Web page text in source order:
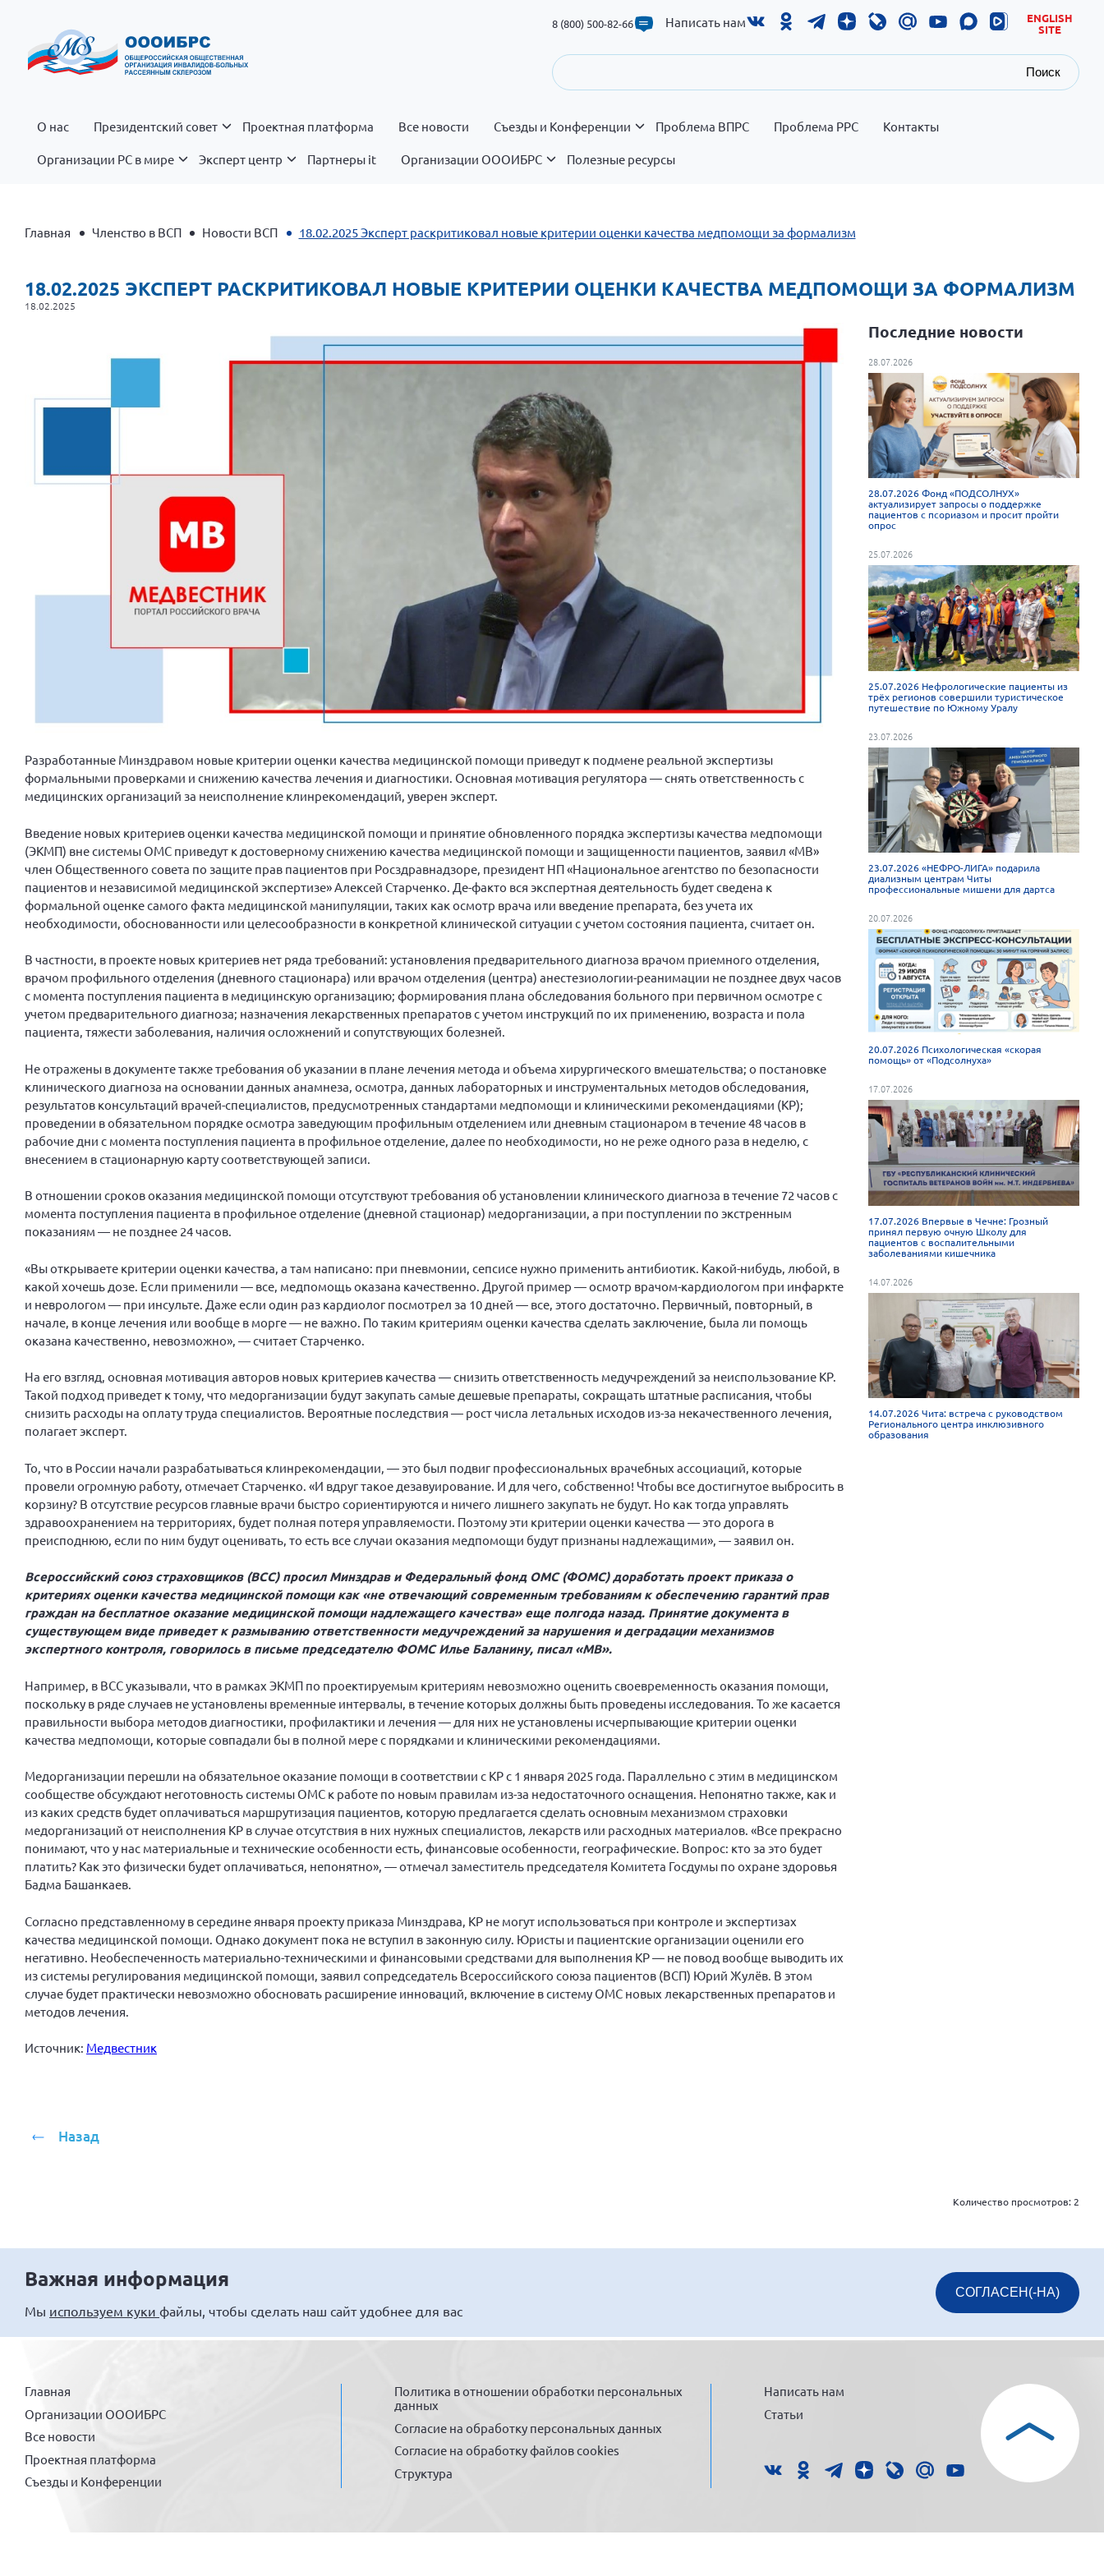
8 (800) 500-82-66 Написать нам
ENGLISH
SITE
Поиск
О нас Президентский совет Проектная платформа Все новости Съезды и Конференции Проблема ВПРС Проблема РРС Контакты
Организации РС в мире Эксперт центр Партнеры it Организации ОООИБРС Полезные ресурсы
Главная Членство в ВСП Новости ВСП 18.02.2025 Эксперт раскритиковал новые критерии оценки качества медпомощи за формализм
18.02.2025 ЭКСПЕРТ РАСКРИТИКОВАЛ НОВЫЕ КРИТЕРИИ ОЦЕНКИ КАЧЕСТВА МЕДПОМОЩИ ЗА ФОРМАЛИЗМ
18.02.2025
Разработанные Минздравом новые критерии оценки качества медицинской помощи приведут к подмене реальной экспертизы
формальными проверками и снижению качества лечения и диагностики. Основная мотивация регулятора — снять ответственность с
медицинских организаций за неисполнение клинрекомендаций, уверен эксперт.
Введение новых критериев оценки качества медицинской помощи и принятие обновленного порядка экспертизы качества медпомощи
(ЭКМП) вне системы ОМС приведут к достоверному снижению качества медицинской помощи и защищенности пациентов, заявил «МВ»
член Общественного совета по защите прав пациентов при Росздравнадзоре, президент НП «Национальное агентство по безопасности
пациентов и независимой медицинской экспертизе» Алексей Старченко. Де-факто вся экспертная деятельность будет сведена к
формальной оценке самого факта медицинской манипуляции, таких как осмотр врача или введение препарата, без учета их
необходимости, обоснованности или целесообразности в конкретной клинической ситуации с учетом состояния пациента, считает он.
В частности, в проекте новых критериев нет ряда требований: установления предварительного диагноза врачом приемного отделения,
врачом профильного отделения (дневного стационара) или врачом отделения (центра) анестезиологии-реанимации не позднее двух часов
с момента поступления пациента в медицинскую организацию; формирования плана обследования больного при первичном осмотре с
учетом предварительного диагноза; назначения лекарственных препаратов с учетом инструкций по их применению, возраста и пола
пациента, тяжести заболевания, наличия осложнений и сопутствующих болезней.
Не отражены в документе также требования об указании в плане лечения метода и объема хирургического вмешательства; о постановке
клинического диагноза на основании данных анамнеза, осмотра, данных лабораторных и инструментальных методов обследования,
результатов консультаций врачей-специалистов, предусмотренных стандартами медпомощи и клиническими рекомендациями (КР);
проведении в обязательном порядке осмотра заведующим профильным отделением или дневным стационаром в течение 48 часов в
рабочие дни с момента поступления пациента в профильное отделение, далее по необходимости, но не реже одного раза в неделю, с
внесением в стационарную карту соответствующей записи.
В отношении сроков оказания медицинской помощи отсутствуют требования об установлении клинического диагноза в течение 72 часов с
момента поступления пациента в профильное отделение (дневной стационар) медорганизации, а при поступлении по экстренным
показаниям — не позднее 24 часов.
«Вы открываете критерии оценки качества, а там написано: при пневмонии, сепсисе нужно применить антибиотик. Какой-нибудь, любой, в
какой хочешь дозе. Если применили — все, медпомощь оказана качественно. Другой пример — осмотр врачом-кардиологом при инфаркте
и неврологом — при инсульте. Даже если один раз кардиолог посмотрел за 10 дней — все, этого достаточно. Первичный, повторный, в
начале, в конце лечения или вообще в морге — не важно. По таким критериям оценки качества сделать заключение, была ли помощь
оказана качественно, невозможно», — считает Старченко.
На его взгляд, основная мотивация авторов новых критериев качества — снизить ответственность медучреждений за неиспользование КР.
Такой подход приведет к тому, что медорганизации будут закупать самые дешевые препараты, сокращать штатные расписания, чтобы
снизить расходы на оплату труда специалистов. Вероятные последствия — рост числа летальных исходов из-за некачественного лечения,
полагает эксперт.
То, что в России начали разрабатываться клинрекомендации, — это был подвиг профессиональных врачебных ассоциаций, которые
провели огромную работу, отмечает Старченко. «И вдруг такое дезавуирование. И для чего, собственно! Чтобы все достигнутое выбросить в
корзину? В отсутствие ресурсов главные врачи быстро сориентируются и ничего лишнего закупать не будут. Но как тогда управлять
здравоохранением на территориях, будет полная потеря управляемости. Поэтому эти критерии оценки качества — это дорога в
преисподнюю, если по ним будут оценивать, то есть все случаи оказания медпомощи будут признаны надлежащими», — заявил он.
Всероссийский союз страховщиков (ВСС) просил Минздрав и Федеральный фонд ОМС (ФОМС) доработать проект приказа о
критериях оценки качества медицинской помощи как «не отвечающий современным требованиям к обеспечению гарантий прав
граждан на бесплатное оказание медицинской помощи надлежащего качества» еще полгода назад. Принятие документа в
существующем виде приведет к размыванию ответственности медучреждений за нарушения и деградации механизмов
экспертного контроля, говорилось в письме председателю ФОМС Илье Баланину, писал «МВ».
Например, в ВСС указывали, что в рамках ЭКМП по проектируемым критериям невозможно оценить своевременность оказания помощи,
поскольку в ряде случаев не установлены временные интервалы, в течение которых должны быть проведены исследования. То же касается
правильности выбора методов диагностики, профилактики и лечения — для них не установлены исчерпывающие критерии оценки
качества медпомощи, которые совпадали бы в полной мере с порядками и клиническими рекомендациями.
Медорганизации перешли на обязательное оказание помощи в соответствии с КР с 1 января 2025 года. Параллельно с этим в медицинском
сообществе обсуждают неготовность системы ОМС к работе по новым правилам из-за недостаточного оснащения. Непонятно также, как и
из каких средств будет оплачиваться маршрутизация пациентов, которую предлагается сделать основным механизмом страховки
медорганизаций от неисполнения КР в случае отсутствия в них нужных специалистов, лекарств или расходных материалов. «Все прекрасно
понимают, что у нас материальные и технические особенности есть, финансовые особенности, географические. Вопрос: кто за это будет
платить? Как это физически будет оплачиваться, непонятно», — отмечал заместитель председателя Комитета Госдумы по охране здоровья
Бадма Башанкаев.
Согласно представленному в середине января проекту приказа Минздрава, КР не могут использоваться при контроле и экспертизах
качества медицинской помощи. Однако документ пока не вступил в законную силу. Юристы и пациентские организации оценили его
негативно. Необеспеченность материально-техническими и финансовыми средствами для выполнения КР — не повод вообще выводить их
из системы регулирования медицинской помощи, заявил сопредседатель Всероссийского союза пациентов (ВСП) Юрий Жулёв. В этом
случае будет практически невозможно обосновать расширение инноваций, включение в систему ОМС новых лекарственных препаратов и
методов лечения.
Источник: Медвестник
Последние новости
28.07.2026
28.07.2026 Фонд «ПОДСОЛНУХ»
актуализирует запросы о поддержке
пациентов с псориазом и просит пройти
опрос
25.07.2026
25.07.2026 Нефрологические пациенты из
трёх регионов совершили туристическое
путешествие по Южному Уралу
23.07.2026
23.07.2026 «НЕФРО-ЛИГА» подарила
диализным центрам Читы
профессиональные мишени для дартса
20.07.2026
20.07.2026 Психологическая «скорая
помощь» от «Подсолнуха»
17.07.2026
17.07.2026 Впервые в Чечне: Грозный
принял первую очную Школу для
пациентов с воспалительными
заболеваниями кишечника
14.07.2026
14.07.2026 Чита: встреча с руководством
Регионального центра инклюзивного
образования
Назад
Количество просмотров:2
Важная информация
Мы используем куки файлы, чтобы сделать наш сайт удобнее для вас
СОГЛАСЕН(-НА)
Главная
Организации ОООИБРС
Все новости
Проектная платформа
Съезды и Конференции
Политика в отношении обработки персональных
данных
Согласие на обработку персональных данных
Согласие на обработку файлов cookies
Структура
Написать нам
Статьи